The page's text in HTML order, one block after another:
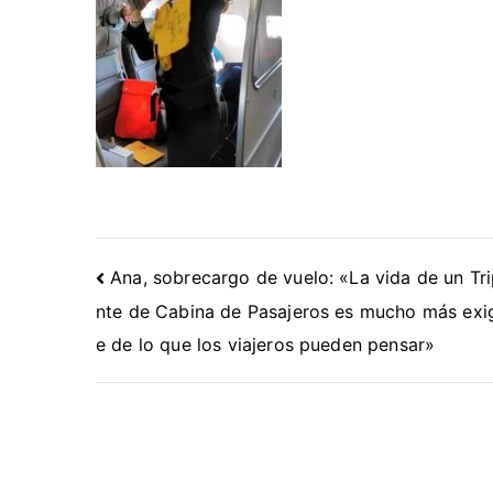
Navegación
de
entradas
Ana, sobrecargo de vuelo: «La vida de un
nte de Cabina de Pasajeros es mucho más
e de lo que los viajeros pueden pensar»